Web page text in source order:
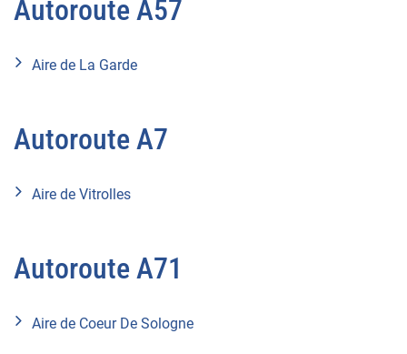
Autoroute A57
Aire de La Garde
Autoroute A7
Aire de Vitrolles
Autoroute A71
Aire de Coeur De Sologne